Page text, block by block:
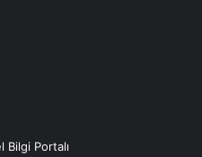
Bilgi Portalı